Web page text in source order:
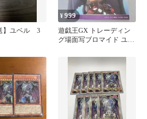
】ユベル 3
¥999
遊戯王GX トレーディン
グ場面写ブロマイド ユベ